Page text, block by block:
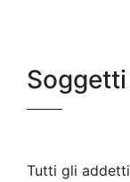
Tutti gli